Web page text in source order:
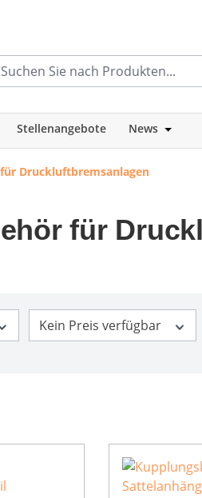
Stellenangebote News Öffne
Druckluftbremsanlagen
für
Kein Preis verfügbar